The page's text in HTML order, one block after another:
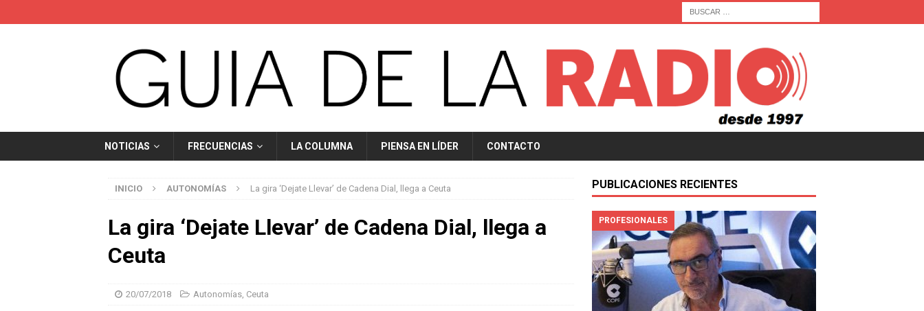
NOTICIAS FRECUENCIAS LA COLUMNA PIENSA EN LÍDER CONTACTO
INICIO AUTONOMÍAS La gira ‘Dejate Llevar’ de Cadena Dial, llega a Ceuta
La gira ‘Dejate Llevar’ de Cadena Dial, llega a
Ceuta
20/07/2018 Autonomías Ceuta
PUBLICACIONES RECIENTES
PROFESIONALES